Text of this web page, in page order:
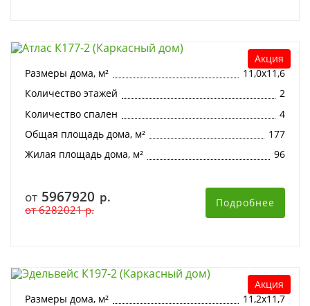
Акция
Размеры дома, м²
11,0х11,6
Количество этажей
2
Количество спален
4
Общая площадь дома, м²
177
Жилая площадь дома, м²
96
от 5967920 р.
от6282021р.
Подробнее
Акция
Размеры дома, м²
11,2х11,7